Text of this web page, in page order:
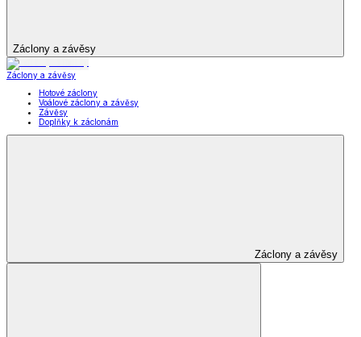
Záclony a závěsy
Záclony a závěsy
Hotové záclony
Voálové záclony a závěsy
Závěsy
Doplňky k záclonám
Záclony a závěsy